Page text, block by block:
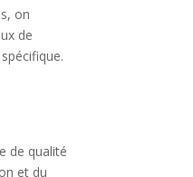
on
de
de qualité
et du